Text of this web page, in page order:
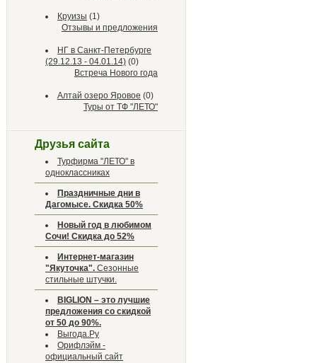
Круизы (1)
Отзывы и предложения
НГ в Санкт-Петербурге
(29.12.13 - 04.01.14) (0)
Встреча Нового года
Алтай озеро Яровое (0)
Туры от ТФ "ЛЕТО"
Друзья сайта
Турфирма "ЛЕТО" в
одноклассниках
Праздничные дни в
Дагомысе. Скидка 50%
Новый год в любимом
Сочи! Скидка до 52%
Интернет-магазин
"Якуточка". Сезонные
стильные штучки.
BIGLION – это лучшие
предложения со скидкой
от 50 до 90%.
Выгода.Ру
Орифлэйм -
официальный сайт